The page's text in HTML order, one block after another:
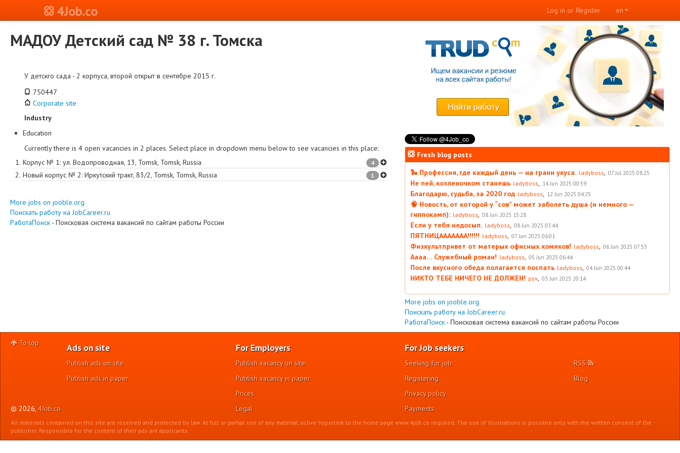
4Job.co en
Log in or Register
МАДОУ Детский сад № 38 г. Томска
У детскго сада - 2 корпуса, второй открыт в сентябре 2015 г.
750447
Corporate site
Industry
Education
Currently there is 4 open vacancies in 2 places. Select place in dropdown menu below to see vacancies in this place:
1. Корпус № 1: ул. Водопроводная, 13, Tomsk, Tomsk, Russia 4
2. Новый корпус № 2: Иркутский тракт, 83/2, Tomsk, Tomsk, Russia 1
More jobs on jooble.org
Поискать работу на JobCareer.ru
РаботаПоиск - Поисковая система вакансий по сайтам работы России
Fresh blog posts
🐍 Профессия, где каждый день — на грани укуса. ladyboss, 07 Jul 2025 08:25
Не пей, козленочком станешь ladyboss, 14 Jun 2025 00:59
Благодарю, судьба, за 2020 год ladyboss, 12 Jun 2025 04:25
🧠 Новость, от которой у “сов” может заболеть душа (и немного —
гиппокамп): ladyboss, 08 Jun 2025 15:28
Если у тебя недосып. ladyboss, 08 Jun 2025 03:44
ПЯТНИЦААААААА!!!!!! ladyboss, 07 Jun 2025 06:01
Физкультпривет от матерых офисных хомяков! ladyboss, 06 Jun 2025 07:53
Аааа… Служебный роман! ladyboss, 05 Jun 2025 06:44
После вкусного обеда полагается поспать ladyboss, 04 Jun 2025 00:44
НИКТО ТЕБЕ НИЧЕГО НЕ ДОЛЖЕН! psv, 03 Jun 2025 20:14
More jobs on jooble.org
Поискать работу на JobCareer.ru
РаботаПоиск - Поисковая система вакансий по сайтам работы России
To top Ads on site
Publish ads on site
Publish ads in paper
For Employers
Publish vacancy on site
Publish vacancy in paper
Prices
For Job seekers
Seeking for job
Registering
Privacy policy
RSS
Blog
© 2026, 4Job.co Legal Payments
All materials contained on this site are reserved and protected by law. At full or partial use of any material, active hyperlink to the home page www.4job.co required. The use of illustrations is possible only with the written consent of the
publisher. Responsible for the content of their ads are applicants.